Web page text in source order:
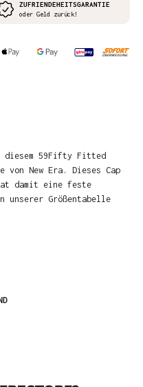
ZUFRIENDEHEITSGARANTIE
oder Geld zurück!
diesem 59Fifty Fitted
New Era. Dieses Cap
damit eine feste
unserer Größentabelle